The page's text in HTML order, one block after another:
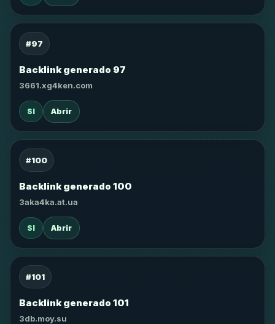
#97
Backlink generado 97
3661.xg4ken.com
SI Abrir
#100
Backlink generado 100
3aka4ka.at.ua
SI Abrir
#101
Backlink generado 101
3db.moy.su